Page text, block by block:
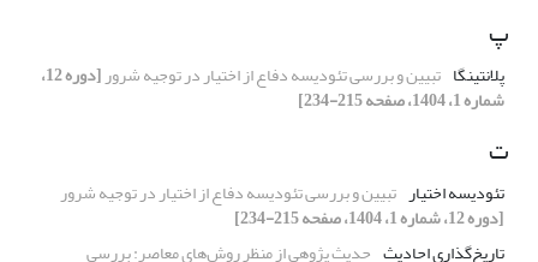
پ
پلانتینگا تبیین و بررسی تئودیسه‌ دفاع از اختیار در توجیه شرور [دوره 12،
شماره 1، 1404، صفحه 215-234]
ت
تئودیسه اختیار تبیین و بررسی تئودیسه‌ دفاع از اختیار در توجیه شرور
[دوره 12، شماره 1، 1404، صفحه 215-234]
تاریخ‌گذاری احادیث حدیث پژوهی از منظر روش‌های معاصر: بررسی